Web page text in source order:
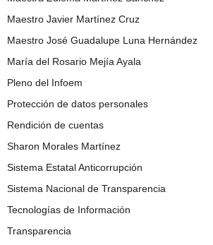
Maestro Javier Martínez Cruz
Maestro José Guadalupe Luna Hernández
María del Rosario Mejía Ayala
Pleno del Infoem
Protección de datos personales
Rendición de cuentas
Sharon Morales Martínez
Sistema Estatal Anticorrupción
Sistema Nacional de Transparencia
Tecnologías de Información
Transparencia